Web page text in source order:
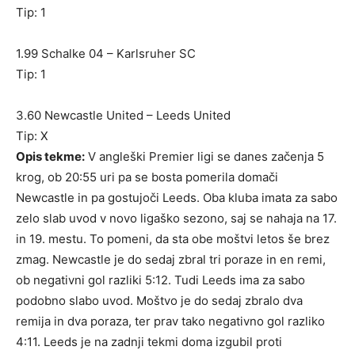
Tip: 1
1.99 Schalke 04 – Karlsruher SC
Tip: 1
3.60 Newcastle United – Leeds United
Tip: X
Opis tekme: V angleški Premier ligi se danes začenja 5
krog, ob 20:55 uri pa se bosta pomerila domači
Newcastle in pa gostujoči Leeds. Oba kluba imata za sabo
zelo slab uvod v novo ligaško sezono, saj se nahaja na 17.
in 19. mestu. To pomeni, da sta obe moštvi letos še brez
zmag. Newcastle je do sedaj zbral tri poraze in en remi,
ob negativni gol razliki 5:12. Tudi Leeds ima za sabo
podobno slabo uvod. Moštvo je do sedaj zbralo dva
remija in dva poraza, ter prav tako negativno gol razliko
4:11. Leeds je na zadnji tekmi doma izgubil proti